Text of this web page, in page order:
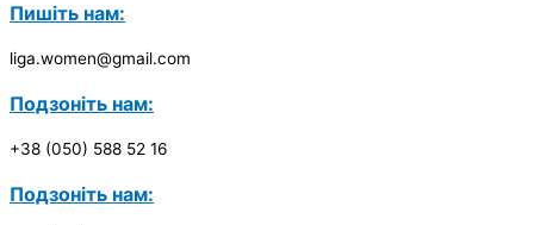
Пишіть нам:
liga.women@gmail.com
Подзоніть нам:
+38 (050) 588 52 16
Подзоніть нам: